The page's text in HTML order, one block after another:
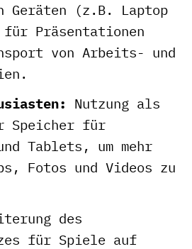
Geräten (z.B. Laptop
Präsentationen
von Arbeits- und
Nutzung als
Speicher für
Tablets, um mehr
Fotos und Videos zu
des
für Spiele auf